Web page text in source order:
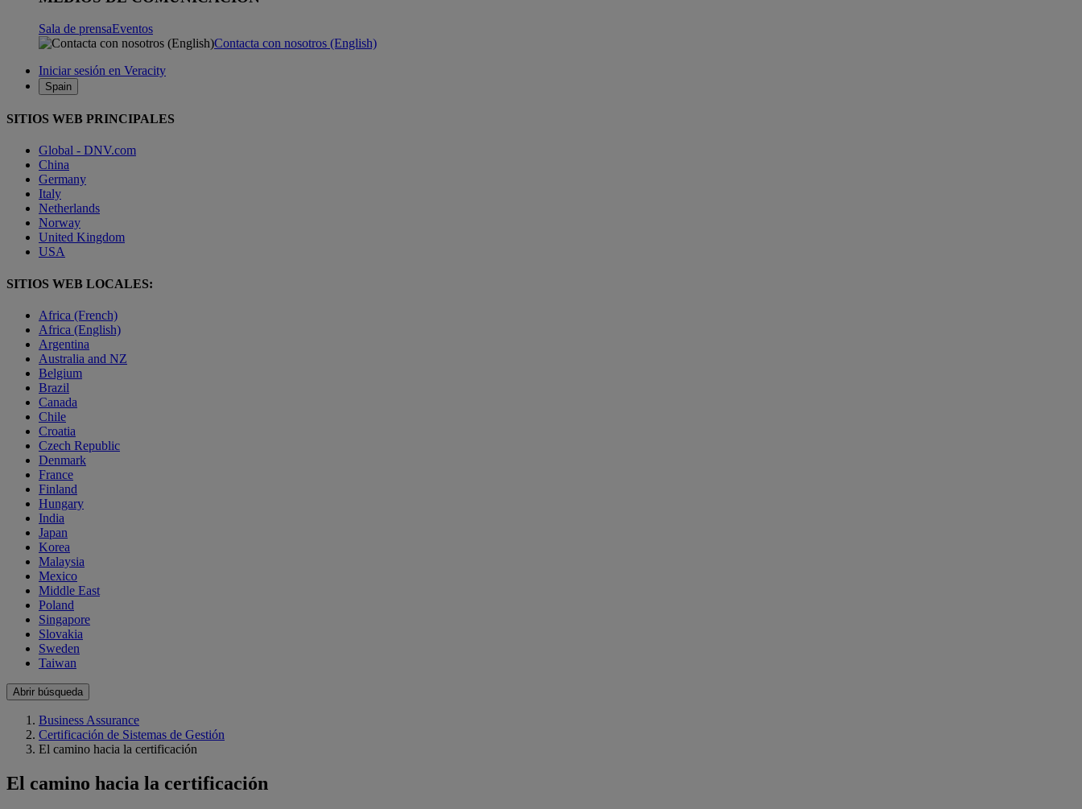
Sala de prensaEventos
Contacta con nosotros (English)
Iniciar sesión en Veracity
Spain
SITIOS WEB PRINCIPALES
Global - DNV.com
China
Germany
Italy
Netherlands
Norway
United Kingdom
USA
SITIOS WEB LOCALES:
Africa (French)
Africa (English)
Argentina
Australia and NZ
Belgium
Brazil
Canada
Chile
Croatia
Czech Republic
Denmark
France
Finland
Hungary
India
Japan
Korea
Malaysia
Mexico
Middle East
Poland
Singapore
Slovakia
Sweden
Taiwan
Abrir búsqueda
Business Assurance
Certificación de Sistemas de Gestión
El camino hacia la certificación
El camino hacia la certificación